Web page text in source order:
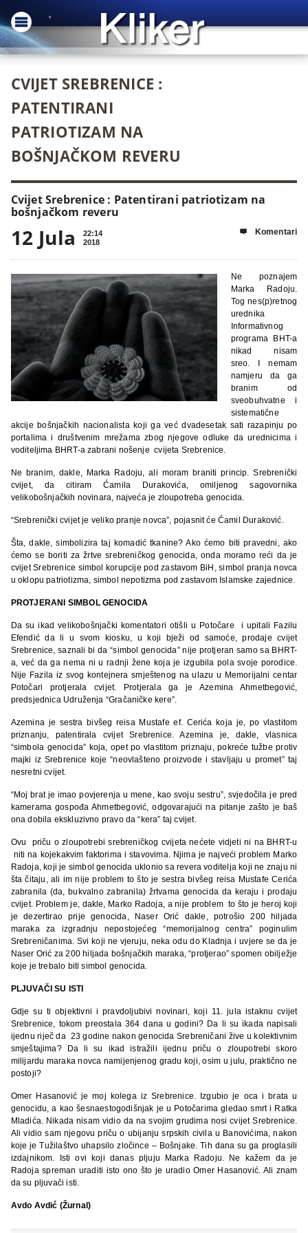
CVIJET SREBRENICE :
PATENTIRANI
PATRIOTIZAM NA
BOŠNJAČKOM REVERU
Cvijet Srebrenice : Patentirani patriotizam na
bošnjačkom reveru
12 Jula
22:14
2018
 Komentari
Ne poznajem
Marka Radoju.
Tog nes(p)retnog
urednika
Informativnog
programa BHT-a
nikad nisam
sreo. I nemam
namjeru da ga
branim od
sveobuhvatne i
sistematične
akcije bošnjačkih nacionalista koji ga već dvadesetak sati razapinju po
portalima i društvenim mrežama zbog njegove odluke da urednicima i
voditeljima BHRT-a zabrani nošenje cvijeta Srebrenice.
Ne branim, dakle, Marka Radoju, ali moram braniti princip. Srebrenički
cvijet, da citiram Ćamila Durakovića, omiljenog sagovornika
velikobošnjačkih novinara, najveća je zloupotreba genocida.
“Srebrenički cvijet je veliko pranje novca”, pojasnit će Ćamil Duraković.
Šta, dakle, simbolizira taj komadić tkanine? Ako ćemo biti pravedni, ako
ćemo se boriti za žrtve srebreničkog genocida, onda moramo reći da je
cvijet Srebrenice simbol korupcije pod zastavom BiH, simbol pranja novca
u oklopu patriotizma, simbol nepotizma pod zastavom Islamske zajednice.
PROTJERANI SIMBOL GENOCIDA
Da su ikad velikobošnjački komentatori otišli u Potočare i upitali Fazilu
Efendić da li u svom kiosku, u koji bježi od samoće, prodaje cvijet
Srebrenice, saznali bi da “simbol genocida” nije protjeran samo sa BHRT-
a, već da ga nema ni u radnji žene koja je izgubila pola svoje porodice.
Nije Fazila iz svog kontejnera smještenog na ulazu u Memorijalni centar
Potočari protjerala cvijet. Protjerala ga je Azemina Ahmetbegović,
predsjednica Udruženja “Gračaničke kere”.
Azemina je sestra bivšeg reisa Mustafe ef. Cerića koja je, po vlastitom
priznanju, patentirala cvijet Srebrenice. Azemina je, dakle, vlasnica
“simbola genocida” koja, opet po vlastitom priznaju, pokreće tužbe protiv
majki iz Srebrenice koje “neovlašteno proizvode i stavljaju u promet” taj
nesretni cvijet.
“Moj brat je imao povjerenja u mene, kao svoju sestru”, svjedočila je pred
kamerama gospođa Ahmetbegović, odgovarajući na pitanje zašto je baš
ona dobila ekskluzivno pravo da “kera” taj cvijet.
Ovu priču o zloupotrebi srebreničkog cvijeta nećete vidjeti ni na BHRT-u
niti na kojekakvim faktorima i stavovima. Njima je najveći problem Marko
Radoja, koji je simbol genocida uklonio sa revera voditelja koji ne znaju ni
šta čitaju, ali im nije problem to što je sestra bivšeg reisa Mustafe Cerića
zabranila (da, bukvalno zabranila) žrtvama genocida da keraju i prodaju
cvijet. Problem je, dakle, Marko Radoja, a nije problem to što je heroj koji
je dezertirao prije genocida, Naser Orić dakle, potrošio 200 hiljada
maraka za izgradnju nepostojećeg “memorijalnog centra” poginulim
Srebreničanima. Svi koji ne vjeruju, neka odu do Kladnja i uvjere se da je
Naser Orić za 200 hiljada bošnjačkih maraka, “protjerao” spomen obilježje
koje je trebalo biti simbol genocida.
PLJUVAČI SU ISTI
Gdje su ti objektivni i pravdoljubivi novinari, koji 11. jula istaknu cvijet
Srebrenice, tokom preostala 364 dana u godini? Da li su ikada napisali
ijednu riječ da 23 godine nakon genocida Srebreničani žive u kolektivnim
smještajima? Da li su ikad istražili ijednu priču o zloupotrebi skoro
milijardu maraka novca namijenjenog gradu koji, osim u julu, praktično ne
postoji?
Omer Hasanović je moj kolega iz Srebrenice. Izgubio je oca i brata u
genocidu, a kao šesnaestogodišnjak je u Potočarima gledao smrt i Ratka
Mladića. Nikada nisam vidio da na svojim grudima nosi cvijet Srebrenice.
Ali vidio sam njegovu priču o ubijanju srpskih civila u Banovićima, nakon
koje je Tužilaštvo uhapsilo zločince – Bošnjake. Tih dana su ga proglasili
izdajnikom. Isti ovi koji danas pljuju Marka Radoju. Ne kažem da je
Radoja spreman uraditi isto ono što je uradio Omer Hasanović. Ali znam
da su pljuvači isti.
Avdo Avdić (Žurnal)